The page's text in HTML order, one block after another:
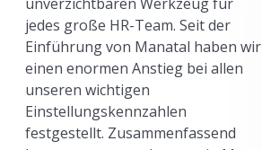
jedes große HR-Team. Seit der
Einführung von Manatal haben wir
einen enormen Anstieg bei allen
unseren wichtigen
Einstellungskennzahlen
festgestellt. Zusammenfassend